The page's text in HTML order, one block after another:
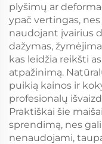
plyšimų ar
ypač vertingas,
naudojant įvairius
dažymas,
kas leidžia reikšti
atpažinimą.
puikią kainos ir
profesionalų
Praktiškai šie
sprendimą, nes
nenaudojami,